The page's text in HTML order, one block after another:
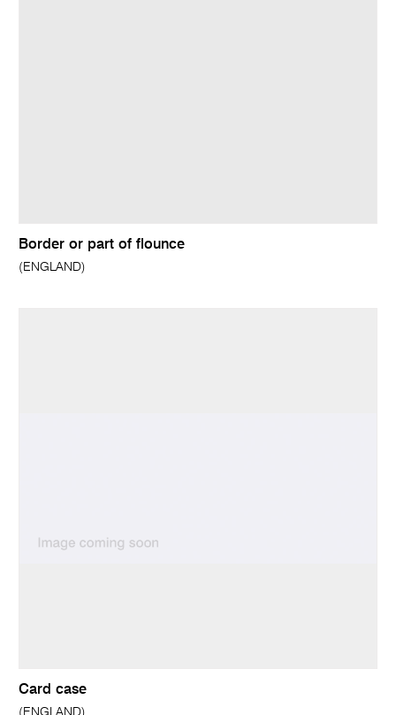
Border or part of flounce
(ENGLAND)
Card case
(ENGLAND)